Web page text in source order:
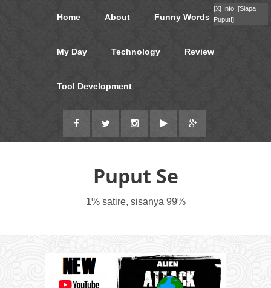
Home About Funny Words
My Day Technology Review
Tool Development
Puput Se
1% satire, sisanya 99%
[X] Info ![Siapa
Puput!]